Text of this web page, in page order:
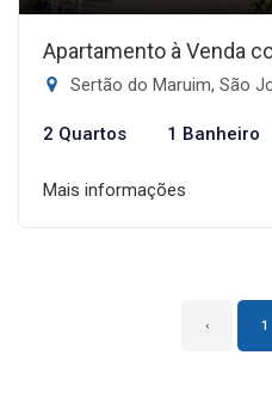
Apartamento à Venda
Sertão do Maruim, São
2 Quartos 1 Banheiro
Mais informações
‹ 1